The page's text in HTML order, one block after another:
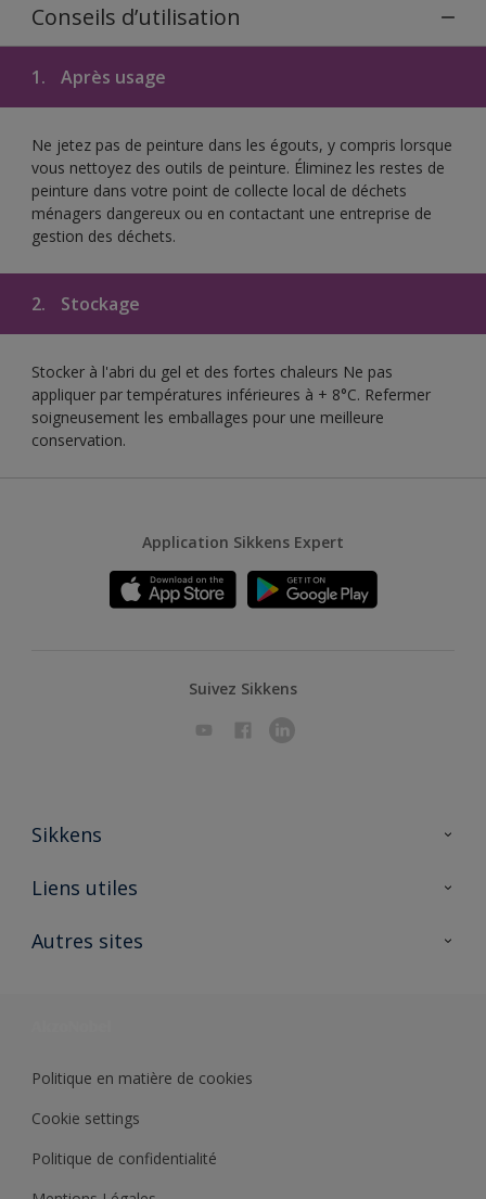
Conseils d’utilisation
1. Après usage
Ne jetez pas de peinture dans les égouts, y compris lorsque
vous nettoyez des outils de peinture. Éliminez les restes de
peinture dans votre point de collecte local de déchets
ménagers dangereux ou en contactant une entreprise de
gestion des déchets.
2. Stockage
Stocker à l'abri du gel et des fortes chaleurs Ne pas
appliquer par températures inférieures à + 8°C. Refermer
soigneusement les emballages pour une meilleure
conservation.
Application Sikkens Expert
Suivez Sikkens
Sikkens
A propos de Sikkens
Liens utiles
Ouvrir un magasin PASS
Autres sites
Politique en matière de cookies
Cookie settings
Politique de confidentialité